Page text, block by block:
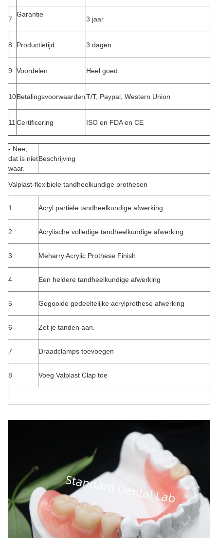
7
Garantie
3 jaar
8 Productietijd 3 dagen
9 Voordelen Heel goed.
10BetalingsvoorwaardenT/T, Paypal, Western Union
11 Certificering ISO en FDA en CE
- Nee,
dat is niet
waar.
Beschrijving
Valplast-flexibiele tandheelkundige prothesen
1 Acryl partiële tandheelkundige afwerking
2 Acrylische volledige tandheelkundige afwerking
3 Meharry Acrylic Prothese Finish
4 Een heldere tandheelkundige afwerking
5 Gegooide gedeeltelijke acrylprothese afwerking
6 Zet je tanden aan.
7 Draadclamps toevoegen
8 Voeg Valplast Clap toe